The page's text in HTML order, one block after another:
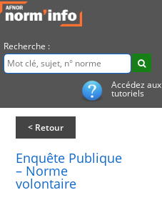
Recherche :
Accédez aux
tutoriels
< Retour
Enquête Publique
– Norme
volontaire